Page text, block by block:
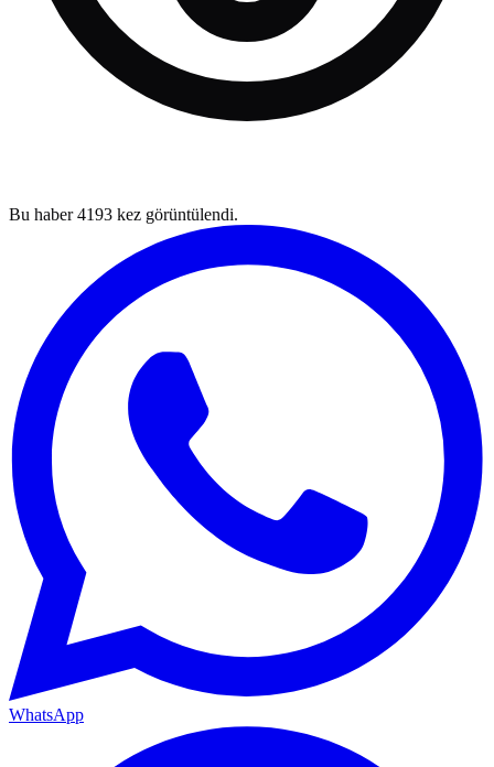
Bu haber4193 kez görüntülendi.
WhatsApp